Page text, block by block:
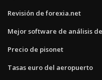
Revisión de forexia.net
Mejor software de análisis
Precio de pisonet
Tasas euro del aeropuerto